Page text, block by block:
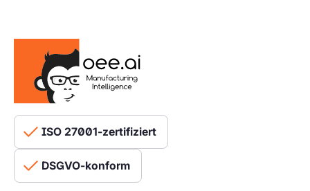
ISO 27001-zertifiziert
DSGVO-konform